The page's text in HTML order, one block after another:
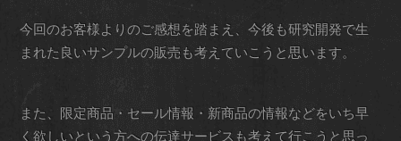
今回のお客様よりのご感想を踏まえ、今後も研究開発で生
まれた良いサンプルの販売も考えていこうと思います。
また、限定商品・セール情報・新商品の情報などをいち早
く欲しいという方への伝達サービスも考えて行こうと思っ